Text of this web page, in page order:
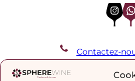
InstagramWhatsApp
Contactez-
REJOIGNEZ NOTRE LISTE DE